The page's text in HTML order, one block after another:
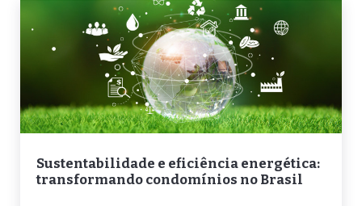
Sustentabilidade e eficiência energética:
transformando condomínios no Brasil